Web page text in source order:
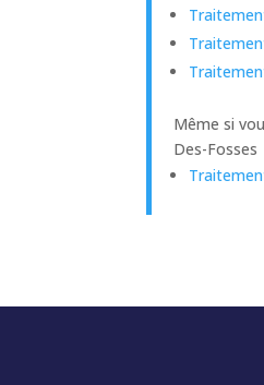
Même si
Des-Fosses